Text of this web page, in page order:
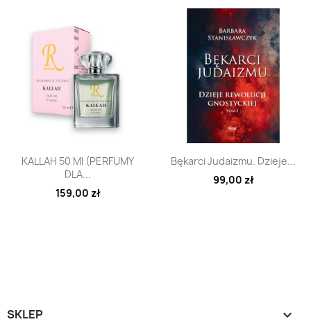
 Szybki podgląd
KALLAH 50 Ml (PERFUMY
DLA...
159,00 zł
Szybki podgląd
Bękarci Judaizmu. Dzieje...
99,00 zł
SKLEP 